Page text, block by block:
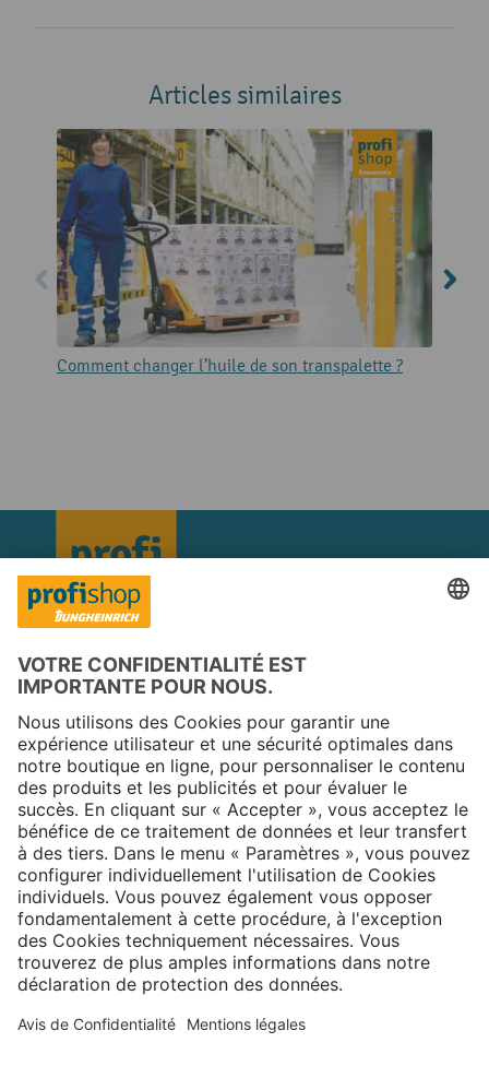
Articles similaires
Comment changer l’huile de son transpalette ?
Copyright © 2026 Jungheinrich PROFISHOP
Newsletter
S'inscrire →
À propos